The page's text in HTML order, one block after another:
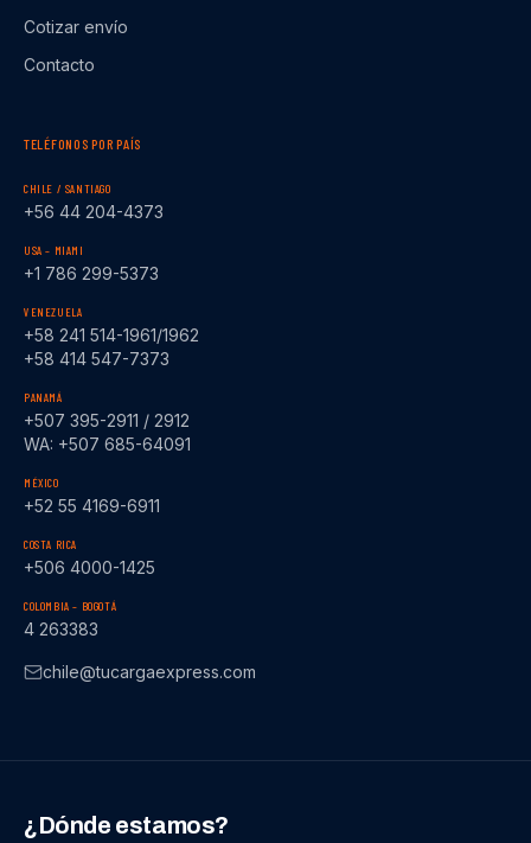
Cotizar envío
Contacto
TELÉFONOS POR PAÍS
CHILE / SANTIAGO
+56 44 204-4373
USA – MIAMI
+1 786 299-5373
VENEZUELA
+58 241 514-1961/1962
+58 414 547-7373
PANAMÁ
+507 395-2911 / 2912
WA: +507 685-64091
MÉXICO
+52 55 4169-6911
COSTA RICA
+506 4000-1425
COLOMBIA – BOGOTÁ
4 263383
chile@tucargaexpress.com
¿Dónde estamos?